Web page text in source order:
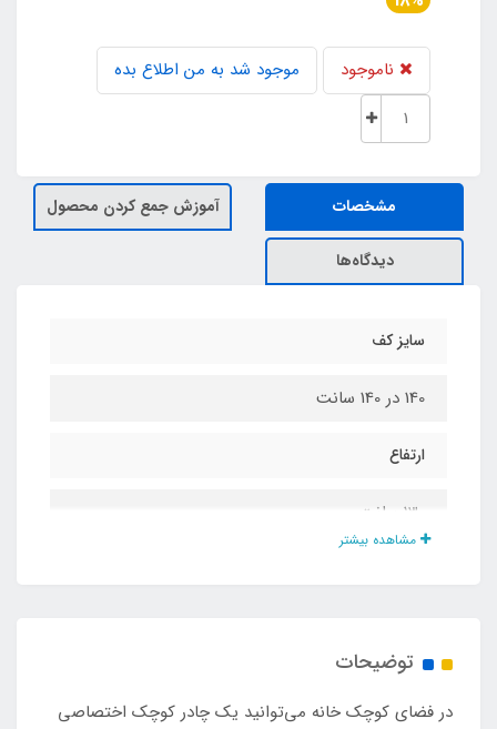
ناموجود موجود شد به من اطلاع بده
مشخصات آموزش جمع کردن محصول
دیدگاه‌ها
سایز کف
140 در 140 سانت
ارتفاع
130 سانت
جنس کف
مشاهده بیشتر
توضیحات
​​​​در فضای کوچک خانه می‌توانید یک چادر کوچک اختصاصی